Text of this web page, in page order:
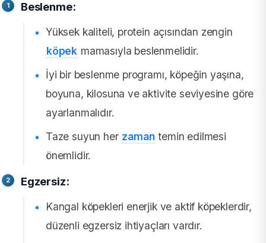
Beslenme:
Yüksek kaliteli, protein açısından zengin
köpek mamasıyla beslenmelidir.
İyi bir beslenme programı, köpeğin yaşına,
boyuna, kilosuna ve aktivite seviyesine göre
ayarlanmalıdır.
Taze suyun her zaman temin edilmesi
önemlidir.
Egzersiz:
Kangal köpekleri enerjik ve aktif köpeklerdir,
düzenli egzersiz ihtiyaçları vardır.